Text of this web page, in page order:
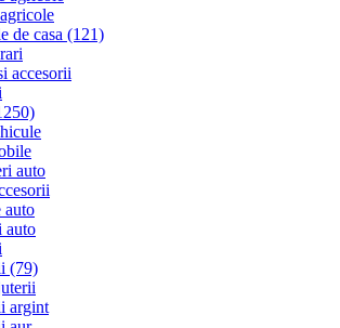
de casa (121)
accesorii
auto
auto
auto
(79)
argint